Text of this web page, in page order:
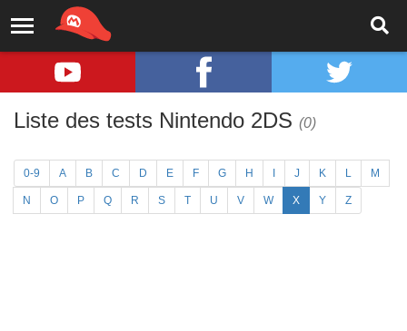
Liste des tests Nintendo 2DS (0)
0-9 A B C D E F G H J K L M
N O P Q R S T U V W X Y Z